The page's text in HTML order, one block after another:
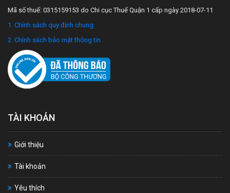
Mã số thuế: 0315159153 do Chi cục Thuế Quận 1 cấp ngày 2018-07-11
1. Chính sách quy định chung
2. Chính sách bảo mật thông tin
TÀI KHOẢN
Giới thiệu
Tài khoản
Yêu thích